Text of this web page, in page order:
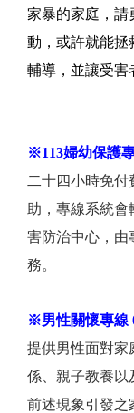
家暴的家庭，請
動，或許就能拯
輔導，並讓受害
※113婦幼保護
二十四小時免
助，專線系統
害防治中心，由
務。
※男性關懷專線
提供男性面對家
係、親子教養以
前述現象引發之